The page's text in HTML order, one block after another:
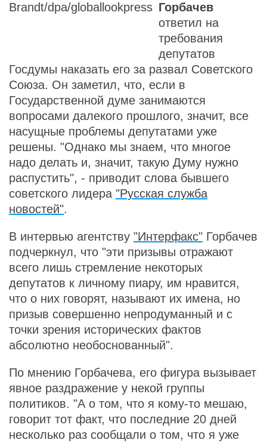
Brandt/dpa/globallookpress Горбачев
ответил на
требования
депутатов
Госдумы наказать его за развал Советского
Союза. Он заметил, что, если в
Государственной думе занимаются
вопросами далекого прошлого, значит, все
насущные проблемы депутатами уже
решены. "Однако мы знаем, что многое
надо делать и, значит, такую Думу нужно
распустить", - приводит слова бывшего
советского лидера "Русская служба
новостей".
В интервью агентству "Интерфакс" Горбачев
подчеркнул, что "эти призывы отражают
всего лишь стремление некоторых
депутатов к личному пиару, им нравится,
что о них говорят, называют их имена, но
призыв совершенно непродуманный и с
точки зрения исторических фактов
абсолютно необоснованный".
По мнению Горбачева, его фигура вызывает
явное раздражение у некой группы
политиков. "А о том, что я кому-то мешаю,
говорит тот факт, что последние 20 дней
несколько раз сообщали о том, что я уже